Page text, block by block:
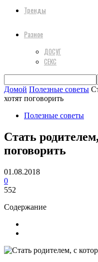
Тренды
Разное
ДОСУГ
СЕКС
Домой Полезные советы
хотят поговорить
Полезные советы
Стать
поговорить
01.08.2018
0
552
Содержание